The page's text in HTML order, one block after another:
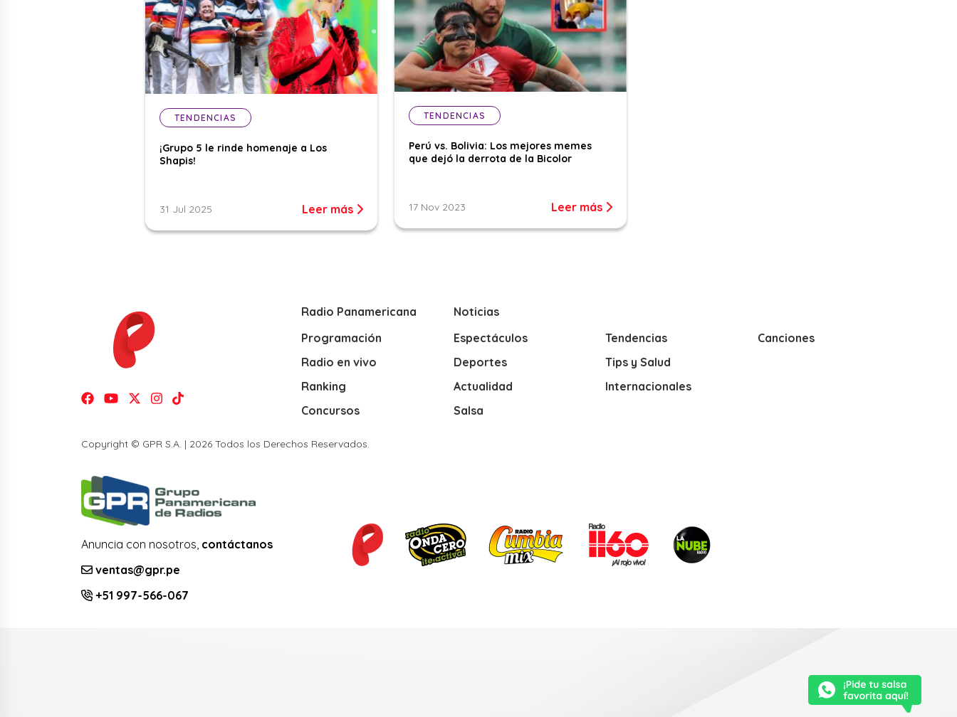
TENDENCIAS
¡Grupo 5 le rinde homenaje a Los
Shapis!
31 Jul 2025 Leer más
TENDENCIAS
Perú vs. Bolivia: Los mejores memes
que dejó la derrota de la Bicolor
17 Nov 2023 Leer más
Radio Panamericana
Programación
Radio en vivo
Ranking
Concursos
Noticias
Espectáculos
Deportes
Actualidad
Salsa
Tendencias
Tips y Salud
Internacionales
Canciones
Copyright © GPR S.A. | 2026 Todos los Derechos Reservados.
Anuncia con nosotros, contáctanos
ventas@gpr.pe
+51 997-566-067